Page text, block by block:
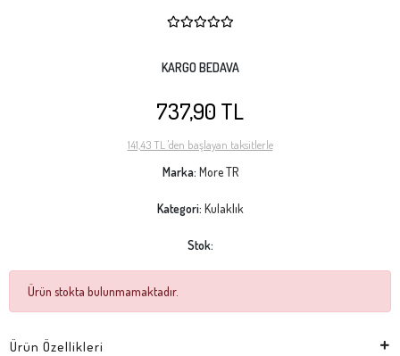
KARGO BEDAVA
737,90 TL
141,43 TL 'den başlayan taksitlerle
Marka: More TR
Kategori: Kulaklık
Stok:
Ürün stokta bulunmamaktadır.
Ürün Özellikleri